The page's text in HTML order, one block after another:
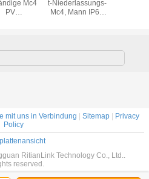
Mc4
PV
t-Niederlassungs-
Mc4, Mann IP68
mit uns in Verbindung | Sitemap | Privacy
Policy
RitianLink Technology Co., Ltd..
reserved.